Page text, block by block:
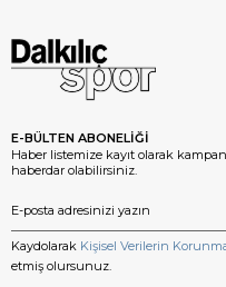
E-BÜLTEN ABONELİĞİ
Haber listemize kayıt olarak
haberdar olabilirsiniz.
Kaydolarak Kişisel Verilerin
etmiş olursunuz.